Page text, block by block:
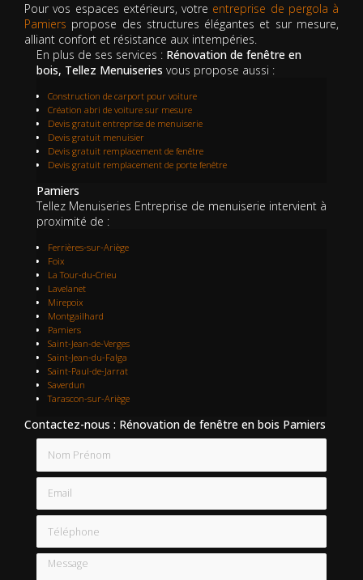
Pour vos espaces extérieurs, votre entreprise de pergola à
Pamiers propose des structures élégantes et sur mesure,
alliant confort et résistance aux intempéries.
En plus de ses services : Rénovation de fenêtre en
bois, Tellez Menuiseries vous propose aussi :
Construction de carport pour voiture
Création abri de voiture sur mesure
Devis gratuit entreprise de menuiserie
Devis gratuit menuisier
Devis gratuit remplacement de fenêtre
Devis gratuit remplacement de porte fenêtre
Pamiers
Tellez Menuiseries Entreprise de menuiserie intervient à
proximité de :
Ferrières-sur-Ariège
Foix
La Tour-du-Crieu
Lavelanet
Mirepoix
Montgailhard
Pamiers
Saint-Jean-de-Verges
Saint-Jean-du-Falga
Saint-Paul-de-Jarrat
Saverdun
Tarascon-sur-Ariège
Contactez-nous : Rénovation de fenêtre en bois Pamiers
Email
Téléphone
Message